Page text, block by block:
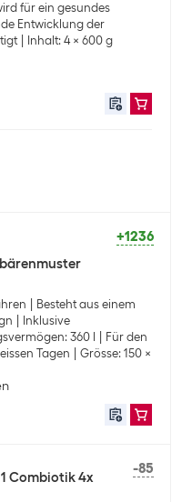
für ein gesundes
Entwicklung der
Inhalt: 4 x 600 g
+1236
Besteht aus einem
Inklusive
360 l
Für den
Tagen
Grösse: 150 x
-85
Combiotik 4x